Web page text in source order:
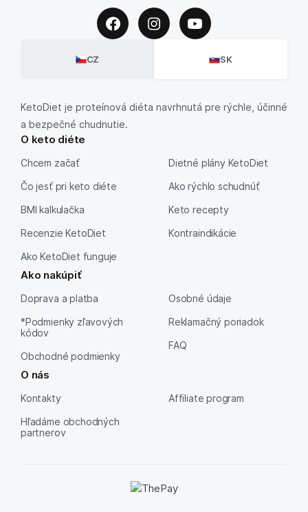
CZ SK
KetoDiet je proteínová diéta navrhnutá pre rýchle, účinné
a bezpečné chudnutie.
O keto diéte
Chcem začať
Čo jesť pri keto diéte
BMI kalkulačka
Recenzie KetoDiet
Ako KetoDiet funguje
Dietné plány KetoDiet
Ako rýchlo schudnúť
Keto recepty
Kontraindikácie
Ako nakúpiť
Doprava a platba
*Podmienky zľavových
kódov
Obchodné podmienky
Osobné údaje
Reklamačný poriadok
FAQ
O nás
Kontakty
Hľadáme obchodných
partnerov
Affiliate program